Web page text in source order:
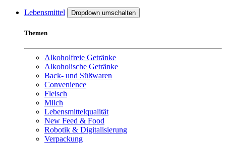
Lebensmittel Dropdown umschalten
Themen
Alkoholfreie Getränke
Alkoholische Getränke
Back- und Süßwaren
Convenience
Fleisch
Milch
Lebensmittelqualität
New Feed & Food
Robotik & Digitalisierung
Verpackung